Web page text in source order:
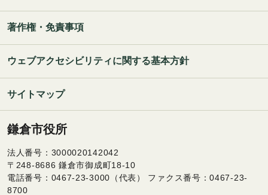
著作権・免責事項
ウェブアクセシビリティに関する基本方針
サイトマップ
鎌倉市役所
法人番号：3000020142042
〒248-8686 鎌倉市御成町18-10
電話番号：0467-23-3000（代表） ファクス番号：0467-23-
8700